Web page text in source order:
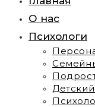
О нас
Психологи